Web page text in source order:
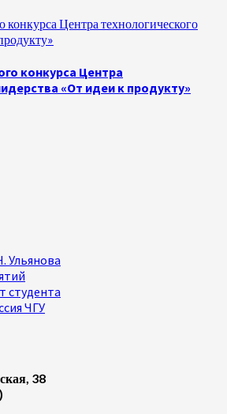
Центра технологического
конкурса Центра
«От идеи к продукту»
Ульянова
студента
ЧГУ
38